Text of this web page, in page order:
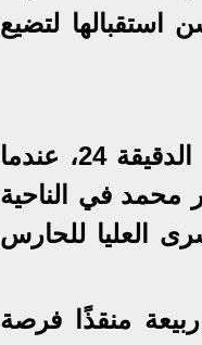
لتضيع
فرصة جراديشار فتحت الطريق لتسجيل الهدف الأول للأهلي في الدقيقة 24، عندما
محمد في الناحية
العليا للحارس
خلف رامي ربيعة منقذًا فرصة